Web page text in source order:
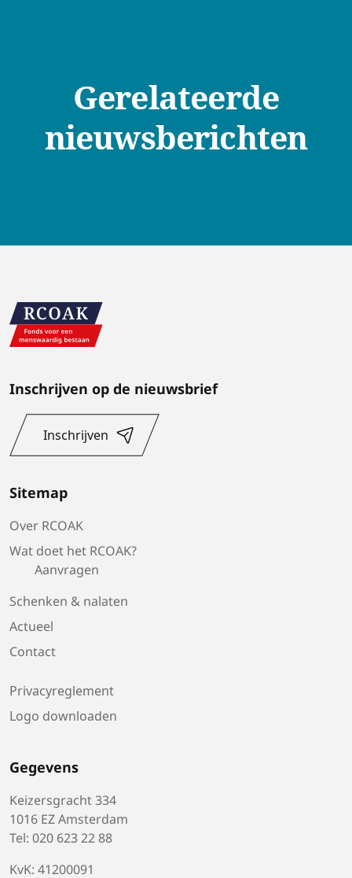
Gerelateerde
nieuwsberichten
Inschrijven op de nieuwsbrief
Inschrijven
Sitemap
Over RCOAK
Wat doet het RCOAK?
Aanvragen
Schenken & nalaten
Actueel
Contact
Privacyreglement
Logo downloaden
Gegevens
Keizersgracht 334
1016 EZ Amsterdam
Tel: 020 623 22 88
KvK: 41200091